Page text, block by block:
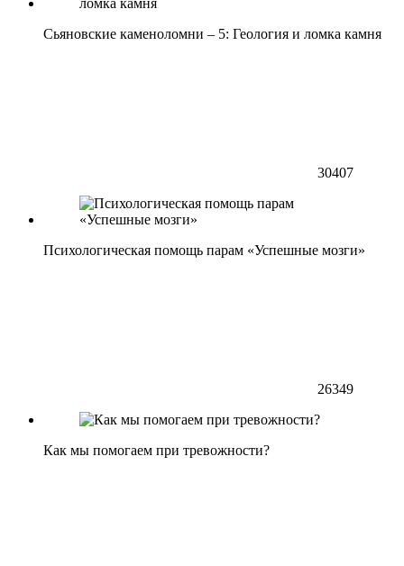
Сьяновские каменоломни – 5: Геология и ломка камня
30407
Психологическая помощь парам «Успешные мозги»
26349
Как мы помогаем при тревожности?